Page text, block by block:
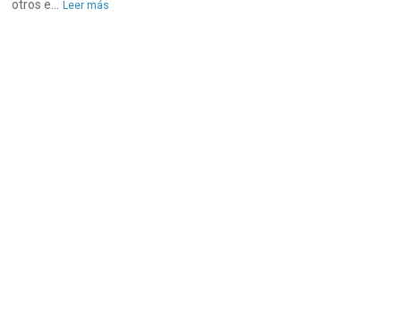
otros e...
Leer más